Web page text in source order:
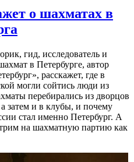
о шахматах в
гид, исследователь и
в Петербурге, автор
расскажет, где в
могли сойтись люди из
перебирались из дворцов
затем и в клубы, и почему
стал именно Петербург. А
на шахматную партию как